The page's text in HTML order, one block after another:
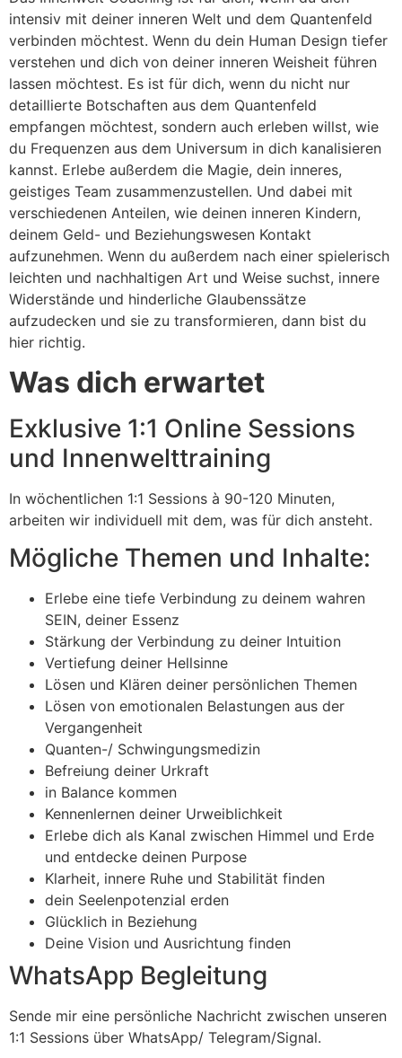
intensiv mit deiner inneren Welt und dem Quantenfeld
verbinden möchtest. Wenn du dein Human Design tiefer
verstehen und dich von deiner inneren Weisheit führen
lassen möchtest. Es ist für dich, wenn du nicht nur
detaillierte Botschaften aus dem Quantenfeld
empfangen möchtest, sondern auch erleben willst, wie
du Frequenzen aus dem Universum in dich kanalisieren
kannst. Erlebe außerdem die Magie, dein inneres,
geistiges Team zusammenzustellen. Und dabei mit
verschiedenen Anteilen, wie deinen inneren Kindern,
deinem Geld- und Beziehungswesen Kontakt
aufzunehmen. Wenn du außerdem nach einer spielerisch
leichten und nachhaltigen Art und Weise suchst, innere
Widerstände und hinderliche Glaubenssätze
aufzudecken und sie zu transformieren, dann bist du
hier richtig.
Was dich erwartet
Exklusive 1:1 Online Sessions
und Innenwelttraining
In wöchentlichen 1:1 Sessions à 90-120 Minuten,
arbeiten wir individuell mit dem, was für dich ansteht.
Mögliche Themen und Inhalte:
Erlebe eine tiefe Verbindung zu deinem wahren
SEIN, deiner Essenz
Stärkung der Verbindung zu deiner Intuition
Vertiefung deiner Hellsinne
Lösen und Klären deiner persönlichen Themen
Lösen von emotionalen Belastungen aus der
Vergangenheit
Quanten-/ Schwingungsmedizin
Befreiung deiner Urkraft
in Balance kommen
Kennenlernen deiner Urweiblichkeit
Erlebe dich als Kanal zwischen Himmel und Erde
und entdecke deinen Purpose
Klarheit, innere Ruhe und Stabilität finden
dein Seelenpotenzial erden
Glücklich in Beziehung
Deine Vision und Ausrichtung finden
WhatsApp Begleitung
Sende mir eine persönliche Nachricht zwischen unseren
1:1 Sessions über WhatsApp/ Telegram/Signal.